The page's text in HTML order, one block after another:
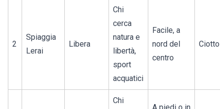
2
Spiaggia
Lerai
Libera
Chi
cerca
natura e
libertà,
sport
acquatici
Facile, a
nord del
centro
Chi